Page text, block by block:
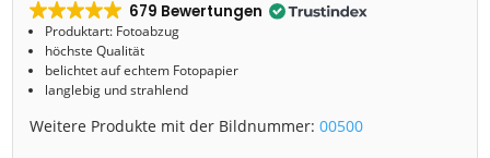
679 Bewertungen
Produktart: Fotoabzug
höchste Qualität
belichtet auf echtem Fotopapier
langlebig und strahlend
Weitere Produkte mit der Bildnummer:00500